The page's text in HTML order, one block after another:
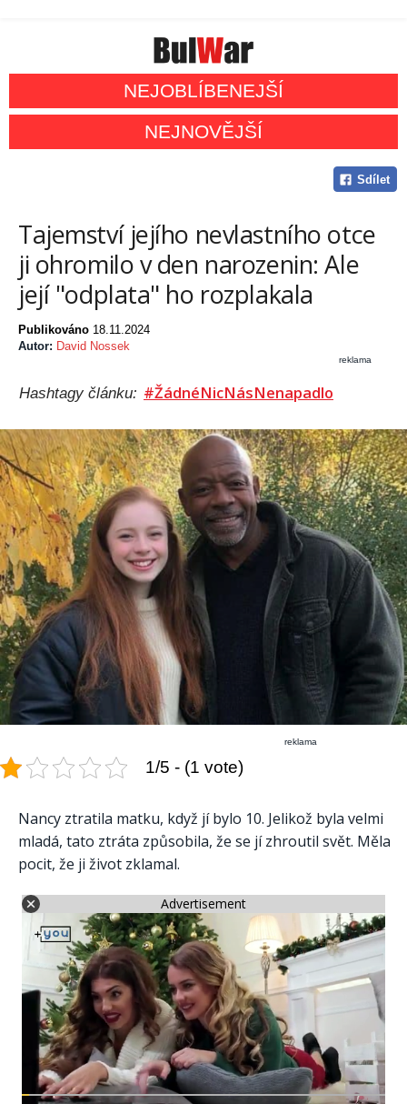
NEJOBLÍBENEJŠÍ
NEJNOVĚJŠÍ
Sdílet
Tajemství jejího nevlastního otce
ji ohromilo v den narozenin: Ale
její "odplata" ho rozplakala
Publikováno 18.11.2024
Autor: David Nossek
reklama
Hashtagy článku: #ŽádnéNicNásNenapadlo
reklama
1/5 - (1 vote)
Nancy ztratila matku, když jí bylo 10. Jelikož byla velmi
mladá, tato ztráta způsobila, že se jí zhroutil svět. Měla
pocit, že ji život zklamal.
Advertisement